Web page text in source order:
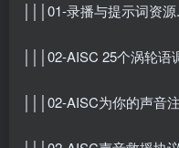
│││01-录播与提示词资
│││02-AISC 25个涡轮语
│││02-AISC为你的声音